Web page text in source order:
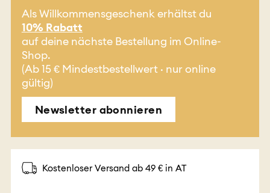
Als Willkommensgeschenk erhältst du
10% Rabatt
auf deine nächste Bestellung im Online-
Shop.
(Ab 15 € Mindestbestellwert · nur online
gültig)
Newsletter abonnieren
Kostenloser Versand ab 49 € in AT